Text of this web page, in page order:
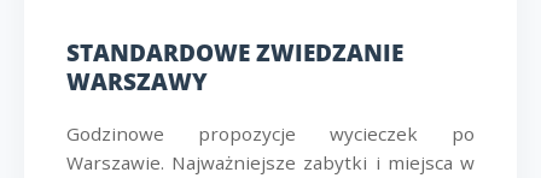
STANDARDOWE ZWIEDZANIE
WARSZAWY
Godzinowe propozycje wycieczek po
Warszawie. Najważniejsze zabytki i miejsca w